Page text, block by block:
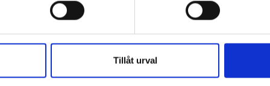
Tillåt urval
PRAKTISKA TIPS Slöjdläraren: Det gör eleverna mer
betyg än